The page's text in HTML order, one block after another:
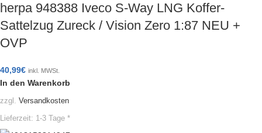
herpa 948388 Iveco S-Way LNG Koffer-
Sattelzug Zureck / Vision Zero 1:87 NEU +
OVP
40,99€ inkl. MWSt.
In den Warenkorb
zzgl. Versandkosten
Lieferzeit: 1-3 Tage *